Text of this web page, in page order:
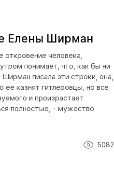
Елены Ширман
откровение человека,
понимает, что, как бы ни
писала эти строки, она,
казнят гитлеровцы, но все
и произрастает
полностью, - мужество
5082